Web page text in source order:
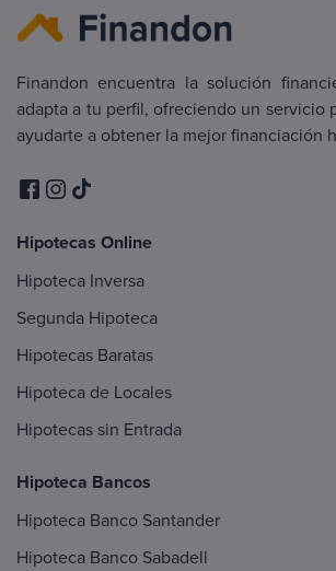
Finandon encuentra la solución
adapta a tu perfil, ofreciendo un servicio
ayudarte a obtener la mejor financiación
Hipotecas Online
Hipoteca Inversa
Segunda Hipoteca
Hipotecas Baratas
Hipoteca de Locales
Hipotecas sin Entrada
Hipoteca Bancos
Hipoteca Banco Santander
Hipoteca Banco Sabadell